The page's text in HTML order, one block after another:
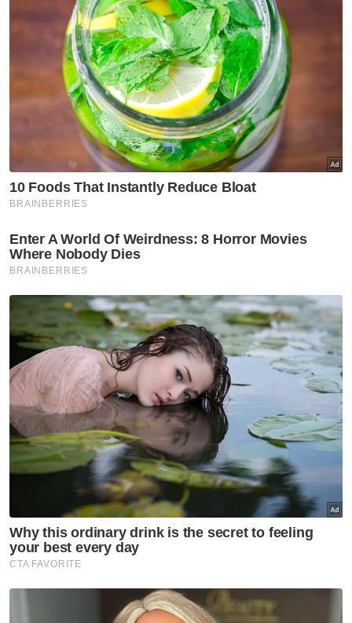
Dua penjenayah mati ditembak disyaki terlibat kes
samun RM1 juta
"Suspek dikatakan menyewa kondominium di
situ dan menjadikannya sebagai lokasi
persinggahan, malah banyak lagi lokasi lain
dijadikan tempat penginapan.
"Selain itu, nombor plat kenderaan Toyota
Vios berwarna perak yang digunakan suspek
juga dipercayai akan ditukar-tukar," katanya.
Tambahnya, pihaknya juga tidak menolak
kemungkinan suspek terbabit dengan
kumpulan kongsi gelap dan aktiviti
pengedaran dadah berdasarkan penggunaan
senjata api.
Selain itu katanya, operasi memburu suspek-
suspek lain akan diteruskan dan pihaknya
percaya suspek yang mati ditembak
merupakan antara ketua kumpulan mereka.
Berita Telus & Tulus menerusi E-Mel setiap
hari!